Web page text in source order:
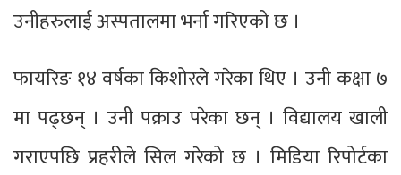
उनीहरुलाई अस्पतालमा भर्ना गरिएको छ ।
फायरिङ १४ वर्षका किशोरले गरेका थिए । उनी कक्षा ७
मा पढ्छन् । उनी पक्राउ परेका छन् । विद्यालय खाली
गराएपछि प्रहरीले सिल गरेको छ । मिडिया रिपोर्टका